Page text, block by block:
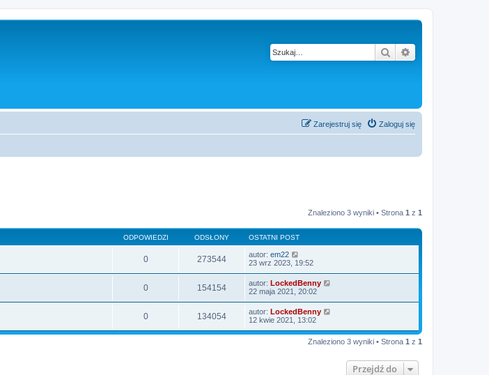
Szukaj
Zaloguj się
Zarejestruj się
Znaleziono 3 wyniki • Strona 1 z 1
ODPOWIEDZI ODSŁONY OSTATNI POST
0 273544 autor: em22
23 wrz 2023, 19:52
0 154154 autor: LockedBenny
22 maja 2021, 20:02
0 134054 autor: LockedBenny
12 kwie 2021, 13:02
Znaleziono 3 wyniki • Strona 1 z 1
Przejdź do